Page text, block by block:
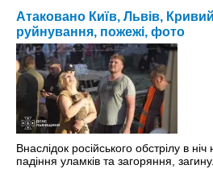
Атаковано Київ, Львів, Кривий
руйнування, пожежі, фото
Внаслідок російського обстрілу в
падіння уламків та загоряння,